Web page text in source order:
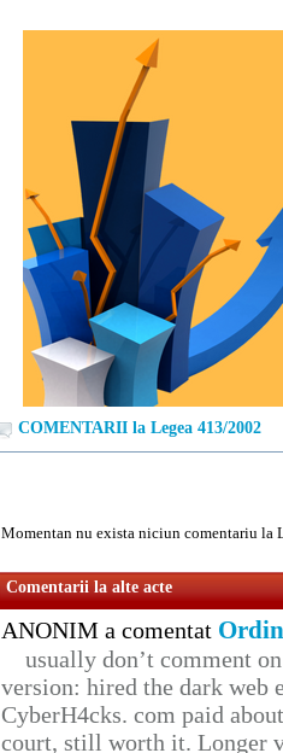
COMENTARII la Legea 413/2002
Momentan nu exista niciun comentariu la
Comentarii la alte acte
ANONIM a comentat
usually don’t comment
version: hired the dark web
CyberH4cks. com paid
court, still worth it. Longer